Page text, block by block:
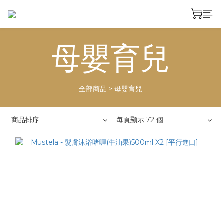
母嬰育兒
全部商品 > 母嬰育兒
商品排序 每頁顯示 72 個